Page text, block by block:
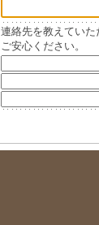
連絡先を教えてい
ご安心ください。